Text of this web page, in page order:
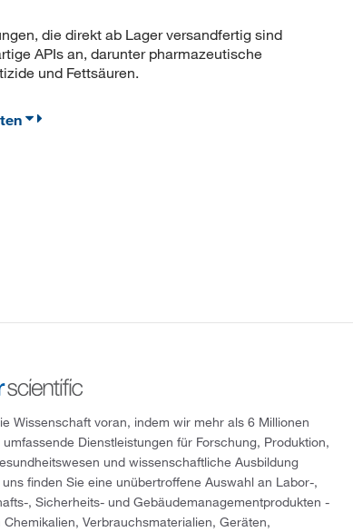
die direkt ab Lager versandfertig sind
APIs an, darunter pharmazeutische
und Fettsäuren.
Wissenschaft voran, indem wir mehr als 6 Millionen
Dienstleistungen für Forschung, Produktion,
und wissenschaftliche Ausbildung
finden Sie eine unübertroffene Auswahl an Labor-,
, Sicherheits- und Gebäudemanagementprodukten -
Verbrauchsmaterialien, Geräten,